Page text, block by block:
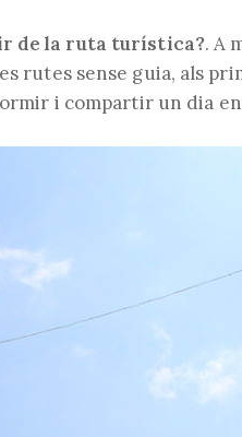
de la ruta turística?. A
rutes sense guia, als
i compartir un dia